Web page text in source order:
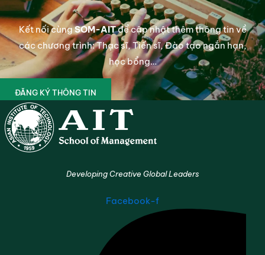
Kết nối cùngSOM-AITđể cập nhật thêm thông tin về
các chương trình: Thạc sĩ, Tiến sĩ, Đào tạo ngắn hạn,
học bổng…
ĐĂNG KÝ THÔNG TIN
Developing Creative Global Leaders
Facebook-f